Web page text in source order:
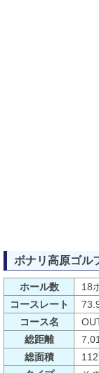
ボナリ高原ゴル
ホール数
18
コースレート
コース名
総距離
総面積